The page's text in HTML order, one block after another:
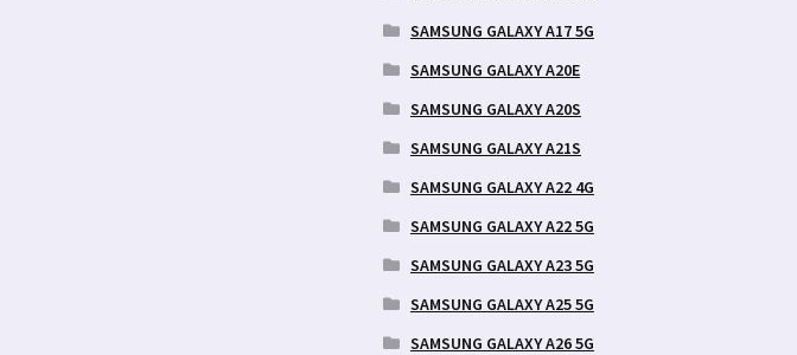
SAMSUNG GALAXY A17 5G
SAMSUNG GALAXY A20E
SAMSUNG GALAXY A20S
SAMSUNG GALAXY A21S
SAMSUNG GALAXY A22 4G
SAMSUNG GALAXY A22 5G
SAMSUNG GALAXY A23 5G
SAMSUNG GALAXY A25 5G
SAMSUNG GALAXY A26 5G